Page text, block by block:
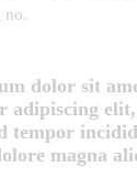
no.
dolor sit
adipiscing elit,
tempor
magna